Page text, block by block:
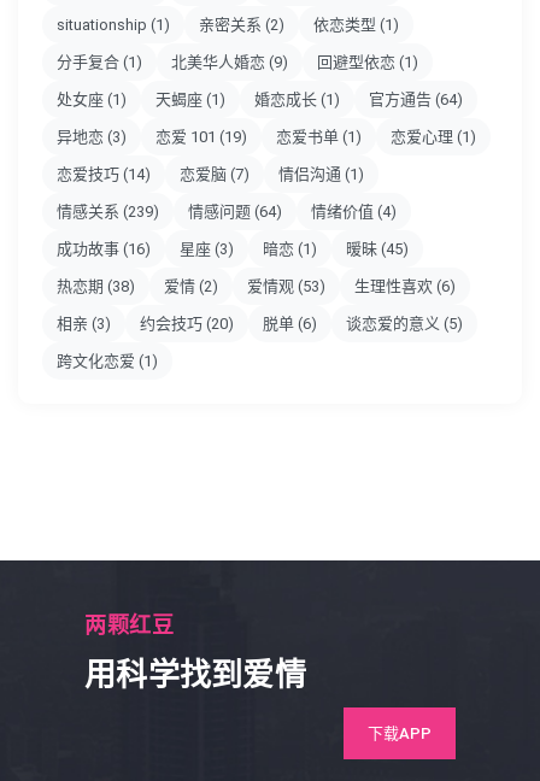
situationship (1) 亲密关系 (2) 依恋类型 (1)
分手复合 (1) 北美华人婚恋 (9) 回避型依恋 (1)
处女座 (1) 天蝎座 (1) 婚恋成长 (1) 官方通告 (64)
异地恋 (3) 恋爱 101 (19) 恋爱书单 (1) 恋爱心理 (1)
恋爱技巧 (14) 恋爱脑 (7) 情侣沟通 (1)
情感关系 (239) 情感问题 (64) 情绪价值 (4)
成功故事 (16) 星座 (3) 暗恋 (1) 暧昧 (45)
热恋期 (38) 爱情 (2) 爱情观 (53) 生理性喜欢 (6)
相亲 (3) 约会技巧 (20) 脱单 (6) 谈恋爱的意义 (5)
跨文化恋爱 (1)
两颗红豆
用科学找到爱情
下载APP